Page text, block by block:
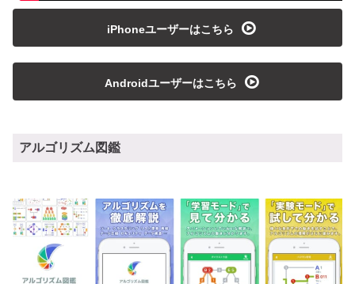
iPhoneユーザーはこちら playmedia
Androidユーザーはこちら playmedia
アルゴリズム図鑑